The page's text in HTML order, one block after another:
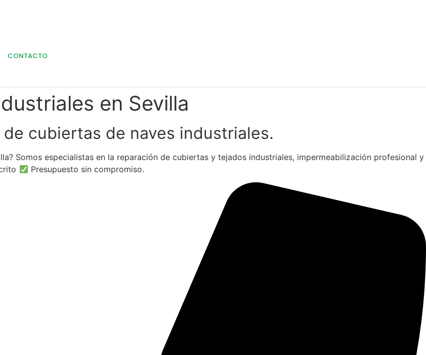
CONTACTO
en Sevilla
cubiertas de naves industriales.
Somos especialistas en la reparación de cubiertas y tejados industriales, impermeabilización profesional y
Presupuesto sin compromiso.